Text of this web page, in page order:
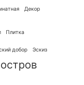
Декор
Плитка
добор Эскиз